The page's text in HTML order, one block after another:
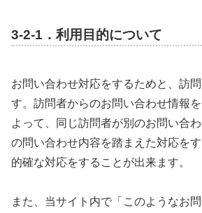
3-2-1．利用目的について
お問い合わせ対応をするためと、訪
す。訪問者からのお問い合わせ情報
よって、同じ訪問者が別のお問い合
の問い合わせ内容を踏まえた対応を
的確な対応をすることが出来ます。
また、当サイト内で「このようなお